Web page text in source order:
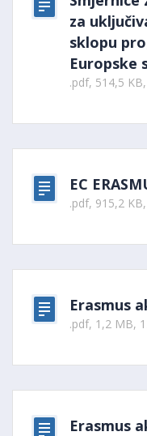
za
sklopu
Europske
.pdf, 514,5
EC
.pdf, 915,2
Erasmus
.pdf, 1,2 MB,
Erasmus